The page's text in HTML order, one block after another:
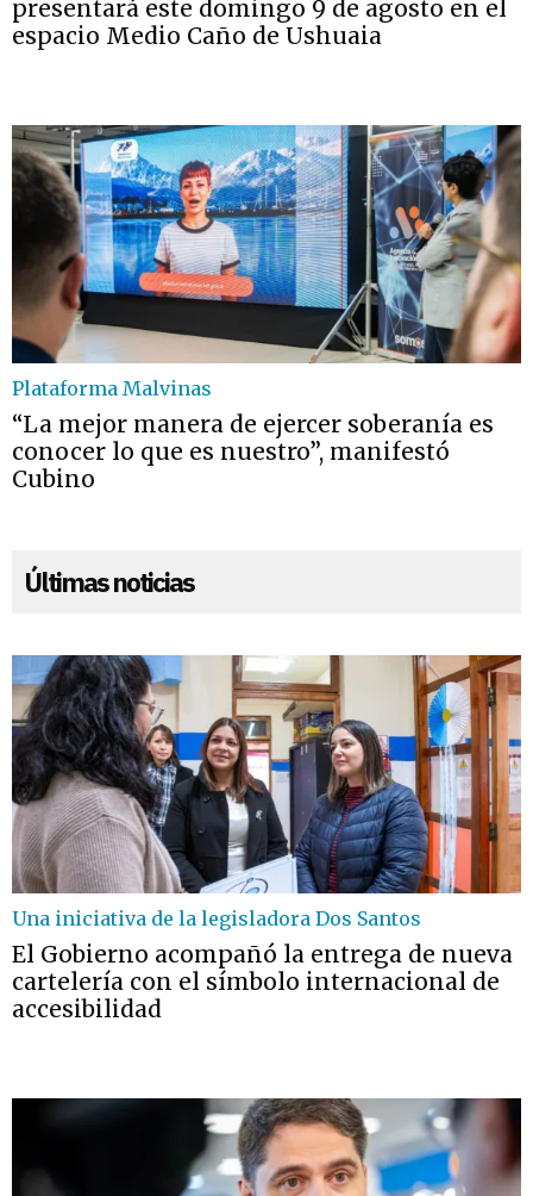
presentará este domingo 9 de agosto en el
espacio Medio Caño de Ushuaia
Plataforma Malvinas
“La mejor manera de ejercer soberanía es
conocer lo que es nuestro”, manifestó
Cubino
Últimas noticias
Una iniciativa de la legisladora Dos Santos
El Gobierno acompañó la entrega de nueva
cartelería con el símbolo internacional de
accesibilidad